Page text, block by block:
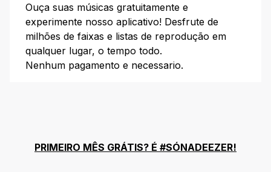
Lady Gaga + Ariana Grande – “Rain On Me”
Lady Gaga + Beyoncé – “Telephone”
Iggy Azalea + Charli XCX – “Fancy”
Christina Aguilera + Lil’ Kim + Mya + Pink – “Lady
Ouça suas músicas gratuitamente e
experimente nosso aplicativo! Desfrute de
milhões de faixas e listas de reprodução em
qualquer lugar, o tempo todo.
Nenhum pagamento e necessario.
PRIMEIRO MÊS GRÁTIS? É #SÓNADEEZER!